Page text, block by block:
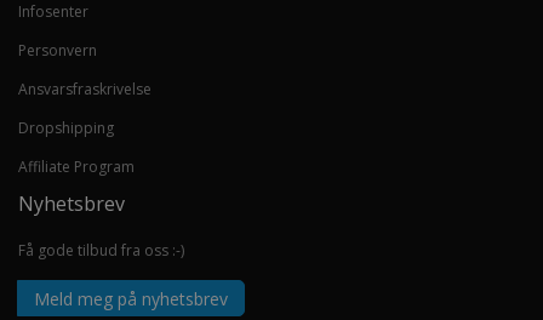
Infosenter
Personvern
Ansvarsfraskrivelse
Dropshipping
Affiliate Program
Nyhetsbrev
Få gode tilbud fra oss :-)
Meld meg på nyhetsbrev